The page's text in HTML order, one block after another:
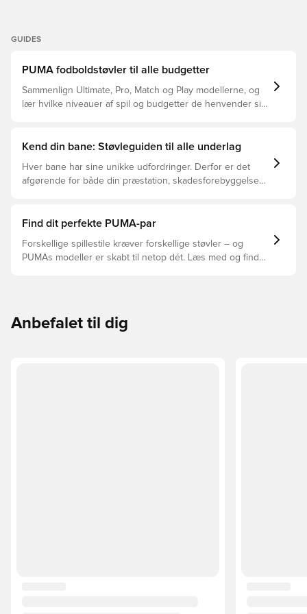
GUIDES
PUMA fodboldstøvler til alle budgetter
Sammenlign Ultimate, Pro, Match og Play modellerne, og
lær hvilke niveauer af spil og budgetter de henvender sig
Kend din bane: Støvleguiden til alle underlag
Hver bane har sine unikke udfordringer. Derfor er det
afgørende for både din præstation, skadesforebyggelse
støvler der er det bedste valg til de forskellige typer
Find dit perfekte PUMA-par
Forskellige spillestile kræver forskellige støvler – og
PUMAs modeller er skabt til netop dét. Læs med og find
Anbefalet til dig